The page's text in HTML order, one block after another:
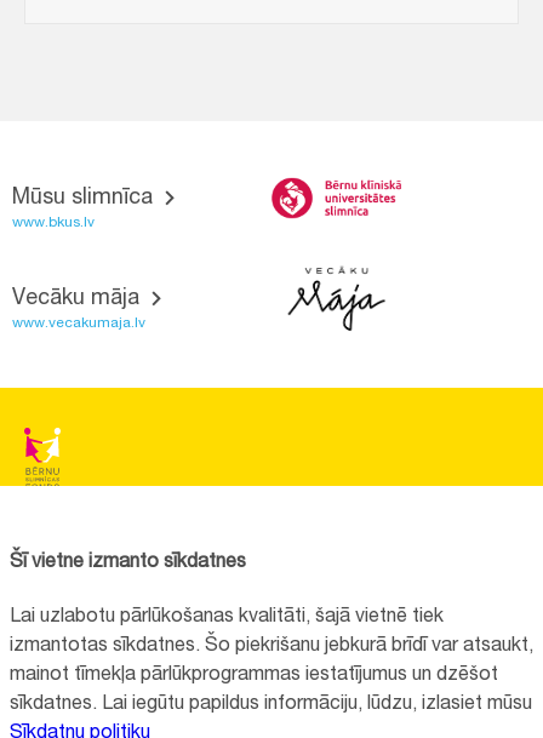
Mūsu slimnīca
www.bkus.lv
Vecāku māja
www.vecakumaja.lv
Reģistrācijas nr.:40008057120
+371 67064475
Visi kontakti
Šī vietne izmanto sīkdatnes
Lai uzlabotu pārlūkošanas kvalitāti, šajā vietnē tiek
izmantotas sīkdatnes. Šo piekrišanu jebkurā brīdī var atsaukt,
mainot tīmekļa pārlūkprogrammas iestatījumus un dzēšot
sīkdatnes. Lai iegūtu papildus informāciju, lūdzu, izlasiet mūsu